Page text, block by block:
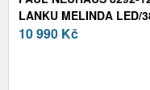
LANKU MELINDA LED/
10 990 Kč